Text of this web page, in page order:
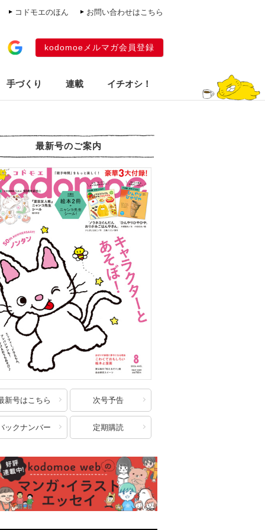
コドモエのほん お問い合わせはこちら
kodomoeメルマガ会員登録
手づくり 連載 イチオシ！
最新号のご案内
新号はこちら 次号予告
ックナンバー 定期購読